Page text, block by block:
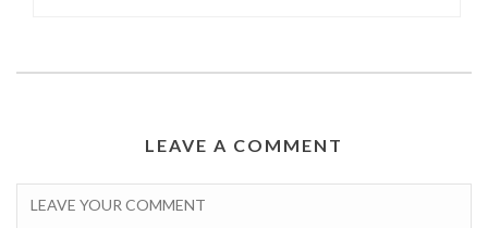
LEAVE A COMMENT